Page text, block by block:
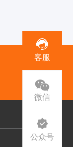
客服
微信
公众号